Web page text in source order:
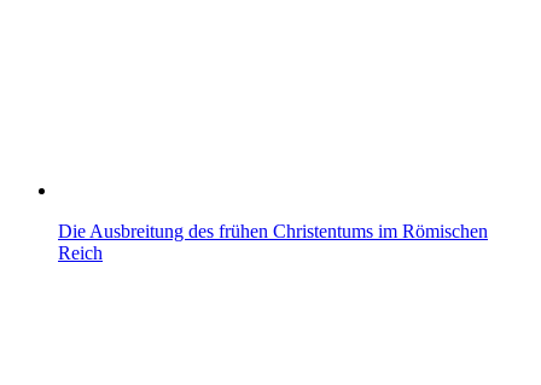
Die Ausbreitung des frühen Christentums im Römischen
Reich